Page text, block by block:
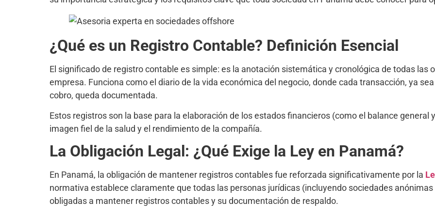
¿Qué es un Registro Contable? Definición Esencial
El significado de registro contable es simple: es la anotación sistemática y cronológica de todas las
empresa. Funciona como el diario de la vida económica del negocio, donde cada transacción, ya
cobro, queda documentada.
Estos registros son la base para la elaboración de los estados financieros (como el balance general
imagen fiel de la salud y el rendimiento de la compañía.
La Obligación Legal: ¿Qué Exige la Ley en Panamá?
En Panamá, la obligación de mantener registros contables fue reforzada significativamente por la
normativa establece claramente que todas las personas jurídicas (incluyendo sociedades
obligadas a mantener registros contables y su documentación de respaldo.